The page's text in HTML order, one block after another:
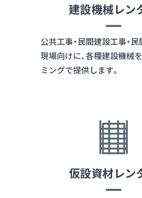
建設機械レン
公共工事・民間建設工事・
現場向けに、各種建設機械
ミングで提供します。
仮設資材レン